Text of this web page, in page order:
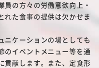
の方々の労働意欲向上・
れた食事の提供は欠かせま
ニケーションの場としても
のイベントメニュー等を通
貢献します。また、定食形